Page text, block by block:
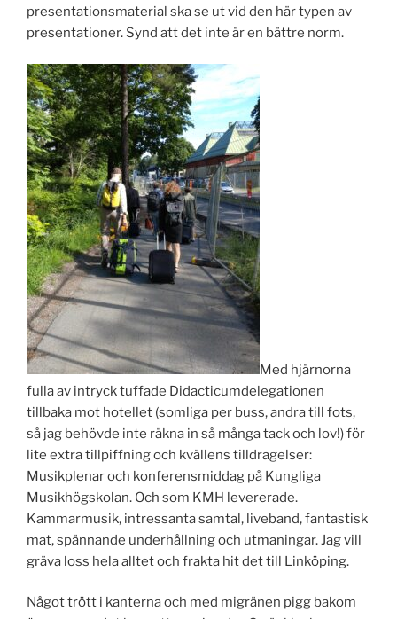
presentationsmaterial ska se ut vid den här typen av
presentationer. Synd att det inte är en bättre norm.
Med hjärnorna
fulla av intryck tuffade Didacticumdelegationen
tillbaka mot hotellet (somliga per buss, andra till fots,
så jag behövde inte räkna in så många tack och lov!) för
lite extra tillpiffning och kvällens tilldragelser:
Musikplenar och konferensmiddag på Kungliga
Musikhögskolan. Och som KMH levererade.
Kammarmusik, intressanta samtal, liveband, fantastisk
mat, spännande underhållning och utmaningar. Jag vill
gräva loss hela alltet och frakta hit det till Linköping.
Något trött i kanterna och med migränen pigg bakom